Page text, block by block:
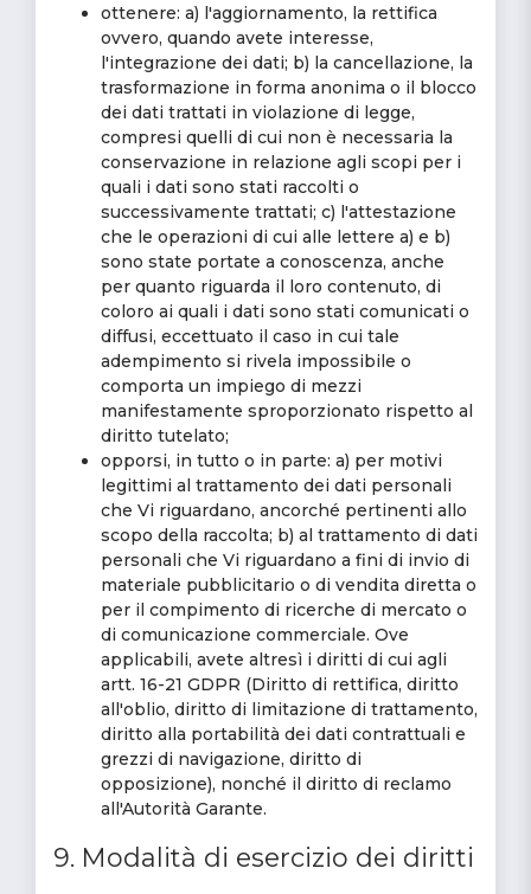
ottenere: a) l'aggiornamento, la rettifica
ovvero, quando avete interesse,
l'integrazione dei dati; b) la cancellazione, la
trasformazione in forma anonima o il blocco
dei dati trattati in violazione di legge,
compresi quelli di cui non è necessaria la
conservazione in relazione agli scopi per i
quali i dati sono stati raccolti o
successivamente trattati; c) l'attestazione
che le operazioni di cui alle lettere a) e b)
sono state portate a conoscenza, anche
per quanto riguarda il loro contenuto, di
coloro ai quali i dati sono stati comunicati o
diffusi, eccettuato il caso in cui tale
adempimento si rivela impossibile o
comporta un impiego di mezzi
manifestamente sproporzionato rispetto al
diritto tutelato;
opporsi, in tutto o in parte: a) per motivi
legittimi al trattamento dei dati personali
che Vi riguardano, ancorché pertinenti allo
scopo della raccolta; b) al trattamento di dati
personali che Vi riguardano a fini di invio di
materiale pubblicitario o di vendita diretta o
per il compimento di ricerche di mercato o
di comunicazione commerciale. Ove
applicabili, avete altresì i diritti di cui agli
artt. 16-21 GDPR (Diritto di rettifica, diritto
all'oblio, diritto di limitazione di trattamento,
diritto alla portabilità dei dati contrattuali e
grezzi di navigazione, diritto di
opposizione), nonché il diritto di reclamo
all'Autorità Garante.
9. Modalità di esercizio dei diritti